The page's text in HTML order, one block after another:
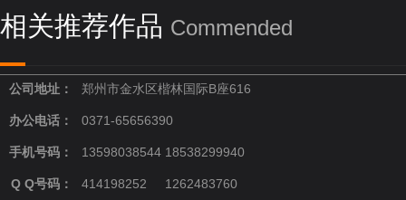
相关推荐作品 Commended
公司地址： 郑州市金水区楷林国际B座616
办公电话： 0371-65656390
手机号码： 13598038544 18538299940
Q Q号码： 414198252 1262483760